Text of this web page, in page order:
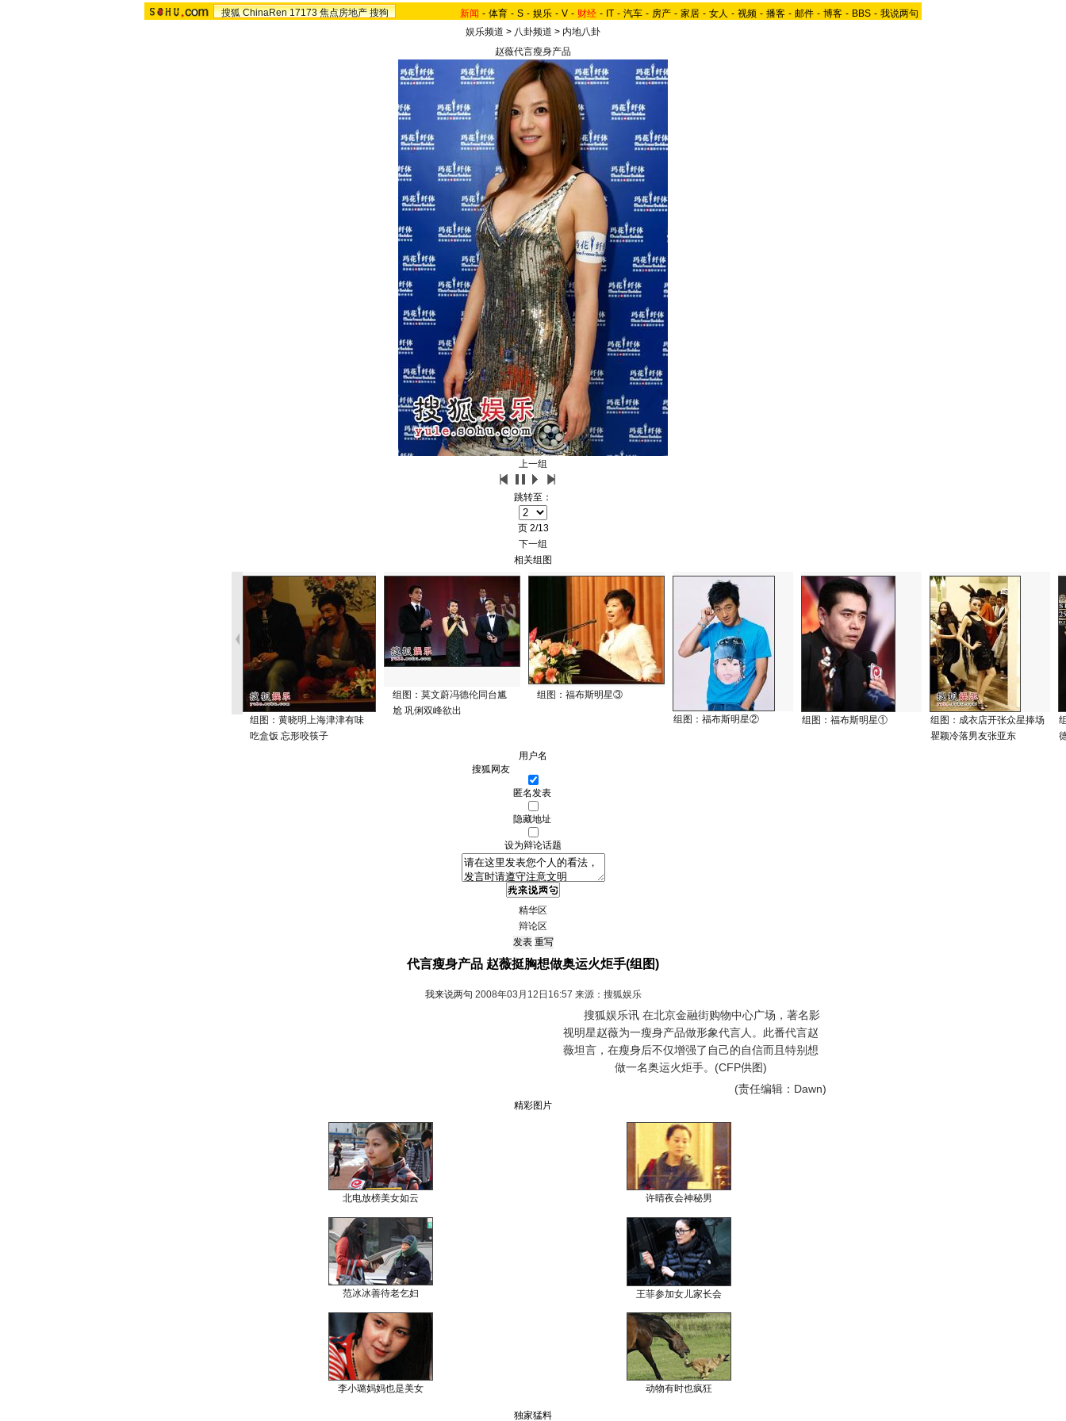
搜狐 ChinaRen 17173 焦点房地产 搜狗 新闻 - 体育 - S - 娱乐 - V - 财经 - IT - 汽车 - 房产 - 家居 - 女人 - 视频 - 播客 - 邮件 - 博客 - BBS - 我说两句
娱乐频道 > 八卦频道 > 内地八卦
赵薇代言瘦身产品
上一组
跳转至：
页 2/13
下一组
相关组图
组图：黄晓明上海津津有味
吃盒饭 忘形咬筷子
组图：莫文蔚冯德伦同台尴
尬 巩俐双峰欲出
组图：福布斯明星③
组图：福布斯明星② 组图：福布斯明星①
组图：成衣店开张众星捧场
瞿颖冷落男友张亚东
用户名
匿名发表
隐藏地址
设为辩论话题
精华区
辩论区
代言瘦身产品 赵薇挺胸想做奥运火炬手(组图)
我来说两句 2008年03月12日16:57 来源：搜狐娱乐
搜狐娱乐讯 在北京金融街购物中心广场，著名影
视明星赵薇为一瘦身产品做形象代言人。此番代言赵
薇坦言，在瘦身后不仅增强了自己的自信而且特别想
做一名奥运火炬手。(CFP供图)
(责任编辑：Dawn)
精彩图片
北电放榜美女如云 许晴夜会神秘男
范冰冰善待老乞妇 王菲参加女儿家长会
李小璐妈妈也是美女 动物有时也疯狂
独家猛料